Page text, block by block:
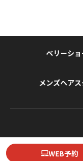
WEB予約
ベリーショ
メンズヘア